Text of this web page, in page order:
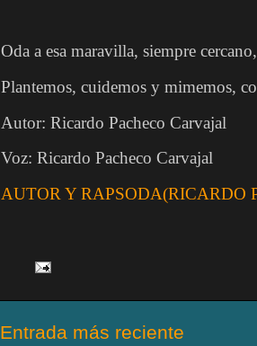
Oda a esa maravilla, siempre
Plantemos, cuidemos y mimemos,
Autor: Ricardo Pacheco Carvajal
Voz: Ricardo Pacheco Carvajal
AUTOR Y RAPSODA(RICARDO
Entrada más reciente